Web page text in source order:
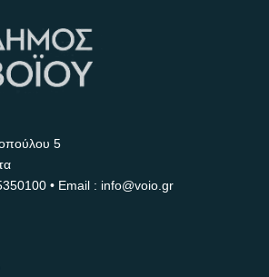
5
• Email : info@voio.gr